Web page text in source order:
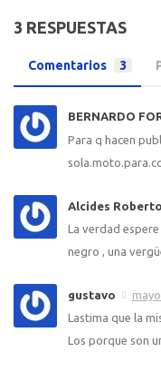
3 RESPUESTAS
Comentarios 3
BERNARDO
Para q hacen
Alcides
La verdad
negro , una
gustavo
Lastima que la
Los porque son